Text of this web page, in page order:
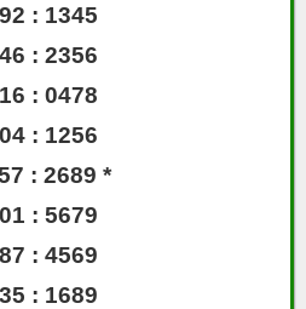
: 1345
: 2356
: 0478
: 1256
: 2689 *
: 5679
: 4569
: 1689